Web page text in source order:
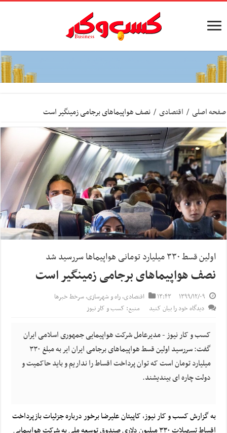
صفحه اصلی / اقتصادی / نصف هواپیماهای برجامی زمینگیر است
اولین قسط ۳۳۰ میلیارد تومانی هواپیماها سررسید شد
نصف هواپیماهای برجامی زمینگیر است
۱۳۹۹/۱۲/۰۹ ۱۳:۴۳ اقتصادی,راه و شهرسازی,سرخط خبرها
دیدگاه خود را بیان کنید
منبع: کسب و کار نیوز
کسب و کار نیوز - مدیرعامل شرکت هواپیمایی جمهوری اسلامی ایران
گفت: سررسید اولین قسط هواپیماهای برجامی ایران ایر به مبلغ ۳۳۰
میلیارد تومان است که توان پرداخت اقساط را نداریم و باید حاکمیت و
دولت چاره ای بیندیشند.
به گزارش کسب و کار نیوز، کاپیتان علیرضا برخور درباره جزئیات بازپرداخت